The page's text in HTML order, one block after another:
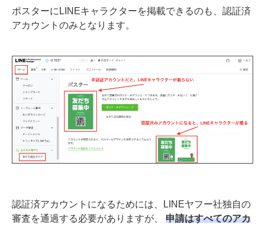
ポスターにLINEキャラクターを掲載できるのも、認証済
アカウントのみとなります。
認証済アカウントになるためには、LINEヤフー社独自の
審査を通過する必要がありますが、
申請はすべてのアカ